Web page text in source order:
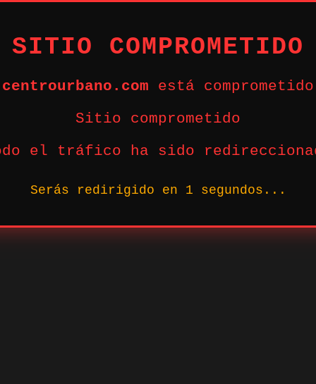
centrourbano.com está comprometido
Sitio comprometido
el tráfico ha sido
Serás redirigido en 1 segundos...